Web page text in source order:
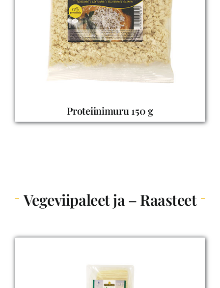
Proteiinimuru 150 g
Vegeviipaleet ja – Raasteet